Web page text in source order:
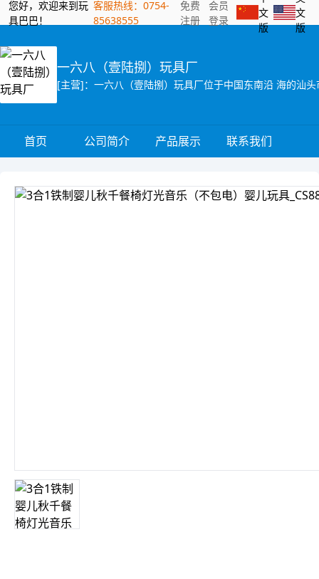
您好，欢迎来到玩
具巴巴！
客服热线：0754-
85638555
免费
注册
会员
登录
文
版
文
版
一六八（壹陆捌）玩具厂
首页 公司简介 产品展示 联系我们